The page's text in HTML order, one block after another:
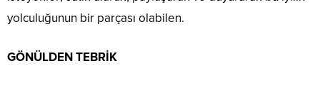
yolculuğunun bir parçası olabilen.
GÖNÜLDEN TEBRİK